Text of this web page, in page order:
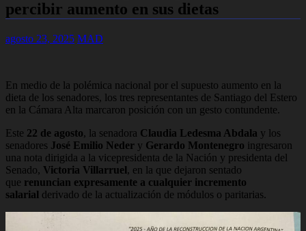
percibir aumento en sus dietas
agosto 23, 2025 MAD
En medio de la polémica nacional por el supuesto aumento en la
dieta de los senadores, los tres representantes de Santiago del Estero
en la Cámara Alta marcaron posición con un gesto contundente.
Este 22 de agosto, la senadora Claudia Ledesma Abdala y los
senadores José Emilio Neder y Gerardo Montenegro ingresaron
una nota dirigida a la vicepresidenta de la Nación y presidenta del
Senado, Victoria Villarruel, en la que dejaron sentado
que renuncian expresamente a cualquier incremento
salarial derivado de la actualización de módulos o paritarias.